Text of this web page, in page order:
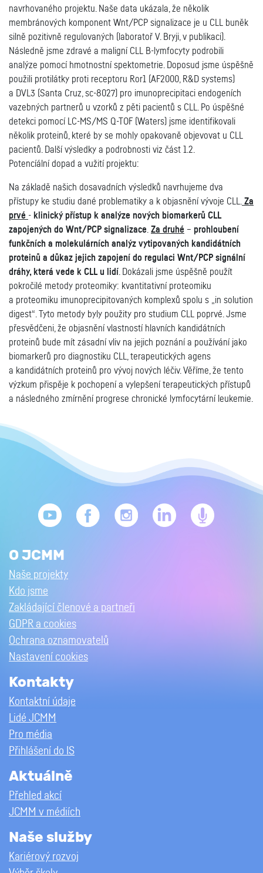
navrhovaného projektu. Naše data ukázala, že několik
membránových komponent Wnt/PCP signalizace je u CLL buněk
silně pozitivně regulovaných (laboratoř V. Bryji, v publikaci).
Následně jsme zdravé a maligní CLL B-lymfocyty podrobili
analýze pomocí hmotnostní spektometrie. Doposud jsme úspěšně
použili protilátky proti receptoru Ror1 (AF2000, R&D systems)
a DVL3 (Santa Cruz, sc-8027) pro imunoprecipitaci endogeních
vazebných partnerů u vzorků z pěti pacientů s CLL. Po úspěšné
detekci pomocí LC-MS/MS Q-TOF (Waters) jsme identifikovali
několik proteinů, které by se mohly opakovaně objevovat u CLL
pacientů. Další výsledky a podrobnosti viz část 1.2.
Potencíální dopad a vužití projektu:
Na základě našich dosavadních výsledků navrhujeme dva
přístupy ke studiu dané problematiky a k objasnění vývoje CLL.
Za
prvé - klinický přístup k analýze nových biomarkerů CLL
zapojených do Wnt/PCP signalizace Za druhé – prohloubení
funkčních a molekulárních analýz vytipovaných kandidátních
proteinů a důkaz jejich zapojení do regulaci Wnt/PCP signální
dráhy, která vede k CLL u lidí . Dokázali jsme úspěšně použít
pokročilé metody proteomiky: kvantitativní proteomiku
a proteomiku imunoprecipitovaných komplexů spolu s „in solution
digest“. Tyto metody byly použity pro studium CLL poprvé. Jsme
přesvědčeni, že objasnění vlastností hlavních kandidátních
proteinů bude mít zásadní vliv na jejich poznání a používání jako
biomarkerů pro diagnostiku CLL, terapeutických agens
a kandidátních proteinů pro vývoj nových léčiv. Věříme, že tento
výzkum přispěje k pochopení a vylepšení terapeutických přístupů
a následného zmírnění progrese chronické lymfocytární leukemie.
O JCMM
Naše projekty
Kdo jsme
Zakládající členové a partneři
GDPR a cookies
Ochrana oznamovatelů
Nastavení cookies
Kontakty
Kontaktní údaje
Lidé JCMM
Pro média
Přihlášení do IS
Aktuálně
Přehled akcí
JCMM v médiích
Naše služby
Kariérový rozvoj